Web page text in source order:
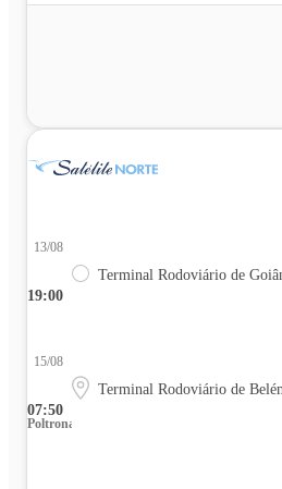
19:00
13/08
Terminal Rodoviário de
07:50
15/08
Terminal Rodoviário de
Poltrona